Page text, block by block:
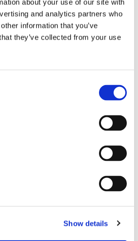
about your use of our site with
and analytics partners who
information that you’ve
they’ve collected from your use
Show details
DE LA CHAMBRE
simple
oui
Personne pour le moment